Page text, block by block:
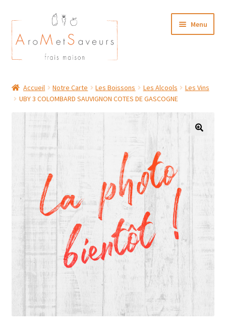
Aller
à
la
navigation
Aller
au
contenu
Menu
Plat du Jour/ Menu Week end
NOS BOUTIQUES
MON COMPTE
Accueil Notre Carte Les Boissons Les Alcools
Les Vins
UBY 3 COLOMBARD SAUVIGNON COTES DE GASCOGNE